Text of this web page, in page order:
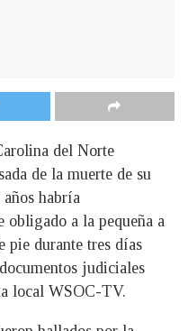
del Norte
de la muerte de su
habría
obligado a la pequeña a
pie durante tres días
judiciales
local WSOC-TV.